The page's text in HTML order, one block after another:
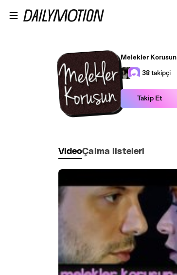
Melekler Korusun
38takipçi
Takip Et
VideoÇalma listeleri